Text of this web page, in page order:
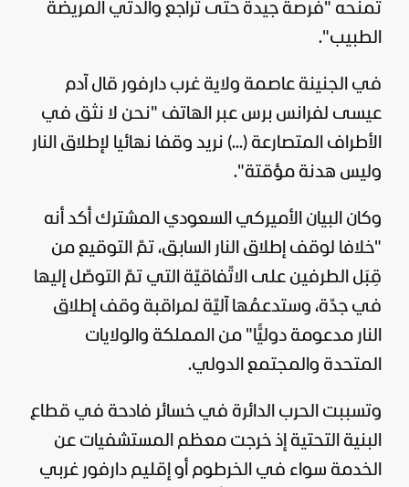
تمنحه "فرصة جيدة حتى تراجع والدتي المريضة
الطبيب".
في الجنينة عاصمة ولاية غرب دارفور قال آدم
عيسى لفرانس برس عبر الهاتف "نحن لا نثق في
الأطراف المتصارعة (...) نريد وقفا نهائيا لإطلاق النار
وليس هدنة مؤقتة".
وكان البيان الأميركي السعودي المشترك أكد أنه
"خلافا لوقف إطلاق النار السابق، تمّ التوقيع من
قِبَل الطرفين على الاتّفاقيّة التي تمّ التوصّل إليها
في جدّة، وستدعمُها آليّة لمراقبة وقف إطلاق
النار مدعومة دوليًّا" من المملكة والولايات
المتحدة والمجتمع الدولي.
وتسببت الحرب الدائرة في خسائر فادحة في قطاع
البنية التحتية إذ خرجت معظم المستشفيات عن
الخدمة سواء في الخرطوم أو إقليم دارفور غربي